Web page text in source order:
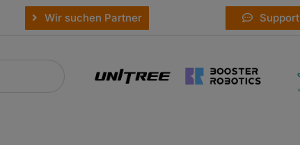
Wir suchen Partner Support